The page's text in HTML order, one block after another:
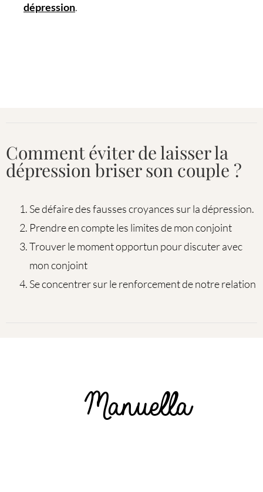
dépression.
Comment éviter de laisser la
dépression briser son couple ?
Se défaire des fausses croyances sur la dépression.
Prendre en compte les limites de mon conjoint
Trouver le moment opportun pour discuter avec
mon conjoint
Se concentrer sur le renforcement de notre relation
Manuella